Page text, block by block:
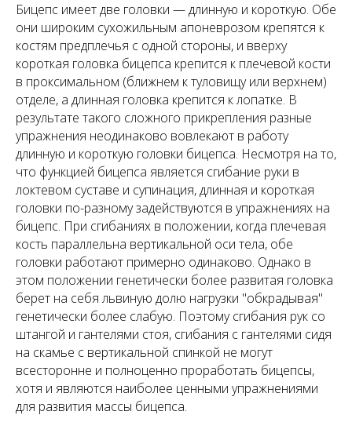
Бицепс имеет две головки — длинную и короткую. Обе
они широким сухожильным апоневрозом крепятся к
костям предплечья с одной стороны, и вверху
короткая головка бицепса крепится к плечевой кости
в проксимальном (ближнем к туловищу или верхнем)
отделе, а длинная головка крепится к лопатке. В
результате такого сложного прикрепления разные
упражнения неодинаково вовлекают в работу
длинную и короткую головки бицепса. Несмотря на то,
что функцией бицепса является сгибание руки в
локтевом суставе и супинация, длинная и короткая
головки по-разному задействуются в упражнениях на
бицепс. При сгибаниях в положении, когда плечевая
кость параллельна вертикальной оси тела, обе
головки работают примерно одинаково. Однако в
этом положении генетически более развитая головка
берет на себя львиную долю нагрузки "обкрадывая"
генетически более слабую. Поэтому сгибания рук со
штангой и гантелями стоя, сгибания с гантелями сидя
на скамье с вертикальной спинкой не могут
всесторонне и полноценно проработать бицепсы,
хотя и являются наиболее ценными упражнениями
для развития массы бицепса.